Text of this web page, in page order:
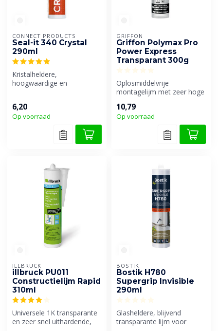
CONNECT PRODUCTS
Seal-it 340 Crystal
290ml
Kristalheldere,
hoogwaardige en
6,20
Op voorraad
GRIFFON
Griffon Polymax Pro
Power Express
Transparant 300g
Oplosmiddelvrije
montagelijm met zeer hoge
sterkteopb...
10,79
Op voorraad
ILLBRUCK
illbruck PU011
Constructielijm Rapid
310ml
Universele 1K transparante
en zeer snel uithardende,
BOSTIK
Bostik H780
Supergrip Invisible
290ml
Glasheldere, blijvend
transparante lijm voor